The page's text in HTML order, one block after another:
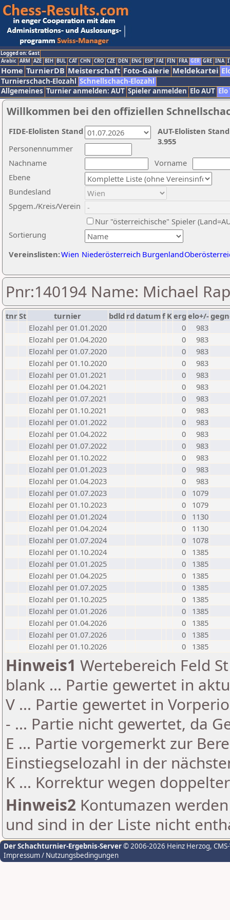
Logged on: Gast
Arabic ARM AZE BIH BUL CAT CHN CRO CZE DEN ENG ESP FAI FIN FRA GER GRE INA
Home TurnierDB Meisterschaft Foto-Galerie Meldekartei
Turnierschach-Elozahl Schnellschach-Elozahl
Allgemeines Turnier anmelden: AUT Spieler anmelden Elo AUT
Willkommen bei den offiziellen
Nachname
Vorname
Ebene
Sortierung
Personennummer
Bundesland
Spgem./Kreis/Verein
Nur "österreichische" Spieler
Vereinslisten:Wien Niederösterreich Burgenland
AUT-Elolisten
3.955
FIDE-Elolisten Stand
Pnr:140194 Name: Michael
tnrSt turnier bdld rd datumf Kerg elo+/-
Elozahl per 01.01.2020
0
983
Elozahl per 01.04.2020
0
983
Elozahl per 01.07.2020
0
983
Elozahl per 01.10.2020
0
983
Elozahl per 01.01.2021
0
983
Elozahl per 01.04.2021
0
983
Elozahl per 01.07.2021
0
983
Elozahl per 01.10.2021
0
983
Elozahl per 01.01.2022
0
983
Elozahl per 01.04.2022
0
983
Elozahl per 01.07.2022
0
983
Elozahl per 01.10.2022
0
983
Elozahl per 01.01.2023
0
983
Elozahl per 01.04.2023
0
983
Elozahl per 01.07.2023
0
1079
Elozahl per 01.10.2023
0
1079
Elozahl per 01.01.2024
0
1130
Elozahl per 01.04.2024
0
1130
Elozahl per 01.07.2024
0
1078
Elozahl per 01.10.2024
0
1385
Elozahl per 01.01.2025
0
1385
Elozahl per 01.04.2025
0
1385
Elozahl per 01.07.2025
0
1385
Elozahl per 01.10.2025
0
1385
Elozahl per 01.01.2026
0
1385
Elozahl per 01.04.2026
0
1385
Elozahl per 01.07.2026
0
1385
Elozahl per 01.10.2026
0 1385
Hinweis1 Wertebereich Feld
blank ... Partie gewertet in
V ... Partie gewertet in
- ... Partie nicht gewertet, da
E ... Partie vorgemerkt zur
Einstiegselozahl in der
K ... Korrektur wegen
Hinweis2 Kontumazen
und sind in der Liste nicht
Der Schachturnier-Ergebnis-Server© 2006-2026 Heinz Herzog,
Impressum / Nutzungsbedingungen